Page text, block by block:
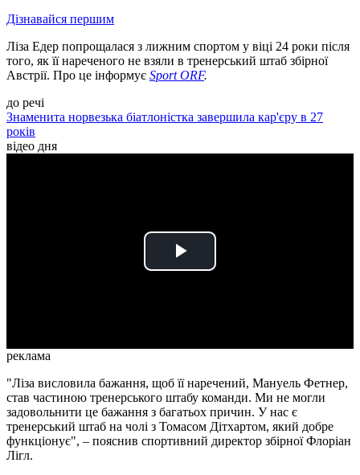
Дізнавайся першим
Ліза Едер попрощалася з лижним спортом у віці 24 роки після
того, як її нареченого не взяли в тренерський штаб збірної
Австрії. Про це інформує Sport ORF.
до речі
Знаменита норвезька біатлоністка завершила кар'єру в 27
років
відео дня
Play
реклама
"Ліза висловила бажання, щоб її наречений, Мануель Фетнер,
став частиною тренерського штабу команди. Ми не могли
задовольнити це бажання з багатьох причин. У нас є
тренерський штаб на чолі з Томасом Дітхартом, який добре
функціонує", – пояснив спортивний директор збірної Флоріан
Лігл.